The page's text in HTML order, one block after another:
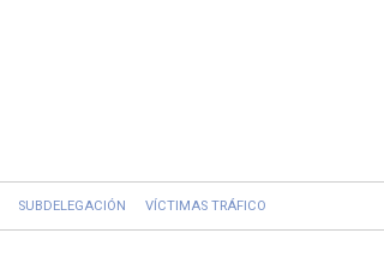
SUBDELEGACIÓN VÍCTIMAS TRÁFICO